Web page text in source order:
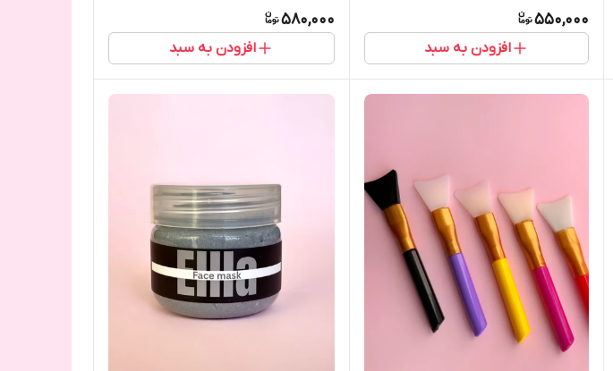
550,000
افزودن به سبد
580,000
افزودن به سبد